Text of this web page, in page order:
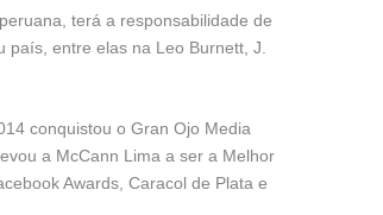
terá a responsabilidade de
entre elas na Leo Burnett, J.
conquistou o Gran Ojo Media
a McCann Lima a ser a Melhor
Awards, Caracol de Plata e